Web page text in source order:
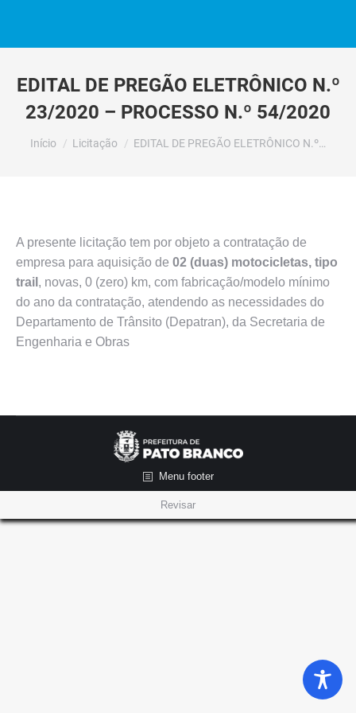
EDITAL DE PREGÃO ELETRÔNICO N.º
23/2020 – PROCESSO N.º 54/2020
Você está aqui:
Início Licitação EDITAL DE PREGÃO ELETRÔNICO N.º…
A presente licitação tem por objeto a contratação de
empresa para aquisição de 02 (duas) motocicletas, tipo
trail , novas, 0 (zero) km, com fabricação/modelo mínimo
do ano da contratação, atendendo as necessidades do
Departamento de Trânsito (Depatran), da Secretaria de
Engenharia e Obras
Menu footer
Revisar